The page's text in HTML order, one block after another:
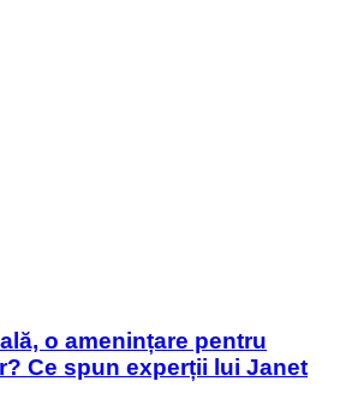
o amenințare pentru
Ce spun experții lui Janet